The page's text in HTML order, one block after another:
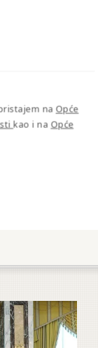
na Opće
kao i na Opće